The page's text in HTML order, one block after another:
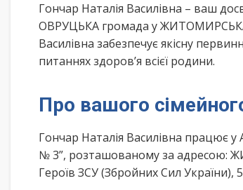
Гончар Наталія Василівна – ваш
ОВРУЦЬКА громада у ЖИТОМИРСЬКА
Василівна забезпечує якісну
питаннях здоров’я всієї родини.
Про вашого
Гончар Наталія Василівна працює у
№ 3”, розташованому за адресою:
Героїв ЗСУ (Збройних Сил